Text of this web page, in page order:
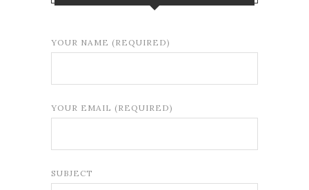
YOUR NAME (REQUIRED)
YOUR EMAIL (REQUIRED)
SUBJECT